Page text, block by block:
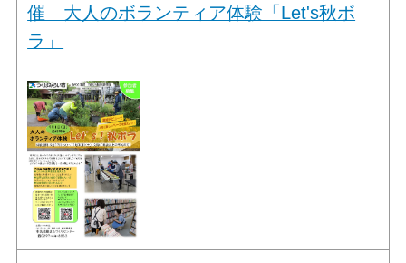
催 大人のボランティア体験「Let's秋ボ
ラ」